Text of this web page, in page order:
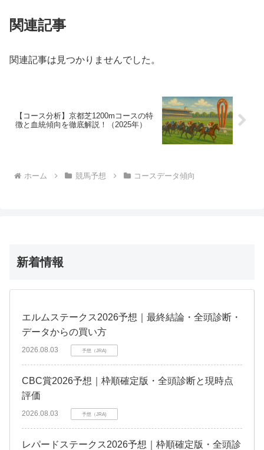
関連記事
関連記事は見つかりませんでした。
【コース分析】京都芝1200mコースの特
徴と血統傾向を徹底解説！（2025年）
ホーム 競馬予想 コースデータ傾向
新着情報
エルムステークス2026予想｜最終結論・全頭診断・
データからの買い方
2026.08.03 予想（JRA)
CBC賞2026予想｜枠順確定版・全頭診断と現時点
評価
2026.08.03 予想（JRA)
レパードステークス2026予想｜枠順確定版・全頭診